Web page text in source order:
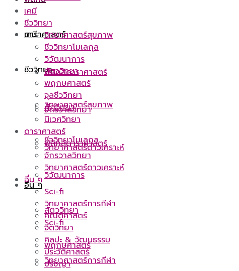
ดาราศาสตร์
ฟิสิกส์ดาราศาสตร์
จักรวาลวิทยา
วิทยาศาสตร์ดาวเคราะห์
อื่น ๆ
Sci-fi
วิทยาศาสตร์การกีฬา
เคมี
ชีววิทยา
วิทยาศาสตร์สุขภาพ
ชีววิทยาโมเลกุล
วิวัฒนาการ
สัตววิทยา
พฤกษศาสตร์
เคมี
ชีววิทยา
วิทยาศาสตร์สุขภาพ
ชีววิทยาโมเลกุล
วิวัฒนาการ
สัตววิทยา
พฤกษศาสตร์
จุลชีววิทยา
กีฏวิทยา
นิเวศวิทยา
ดาราศาสตร์
ฟิสิกส์ดาราศาสตร์
จักรวาลวิทยา
วิทยาศาสตร์ดาวเคราะห์
อื่น ๆ
Sci-fi
วิทยาศาสตร์การกีฬา
คณิตศาสตร์
จิตวิทยา
ศิลปะ & วัฒนธรรม
ประวัติศาสตร์
ปรัชญา